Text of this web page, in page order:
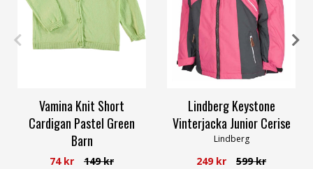
116 146-152 158-164
Vamina Knit Short
Cardigan Pastel Green
Barn
Name it
74 kr 149 kr
130 150
Lindberg Keystone
Vinterjacka Junior Cerise
Lindberg
249 kr 599 kr